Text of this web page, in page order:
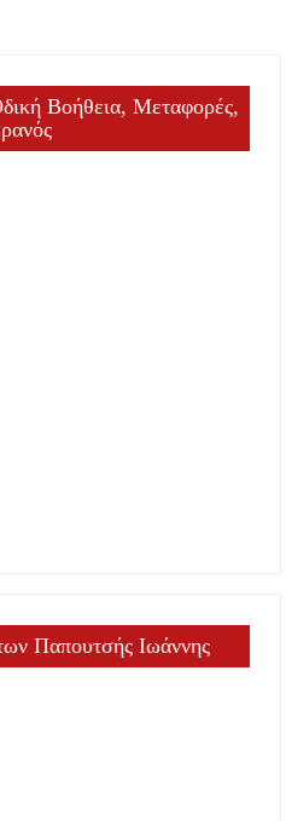
Βοήθεια, Μεταφορές,
Παπουτσής Ιωάννης